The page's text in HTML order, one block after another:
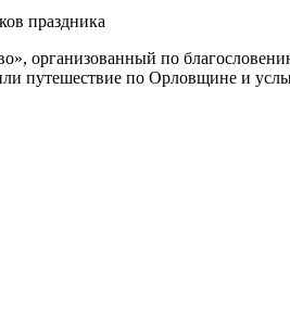
организованный по
путешествие по Орловщине и